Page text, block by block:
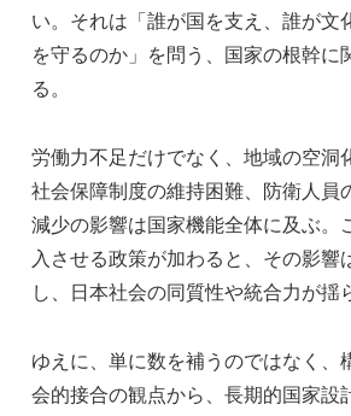
い。それは「誰が国を支え、誰が文
を守るのか」を問う、国家の根幹に
る。
労働力不足だけでなく、地域の空洞
社会保障制度の維持困難、防衛人員
減少の影響は国家機能全体に及ぶ。
入させる政策が加わると、その影響
し、日本社会の同質性や統合力が揺
ゆえに、単に数を補うのではなく、
会的接合の観点から、長期的国家設